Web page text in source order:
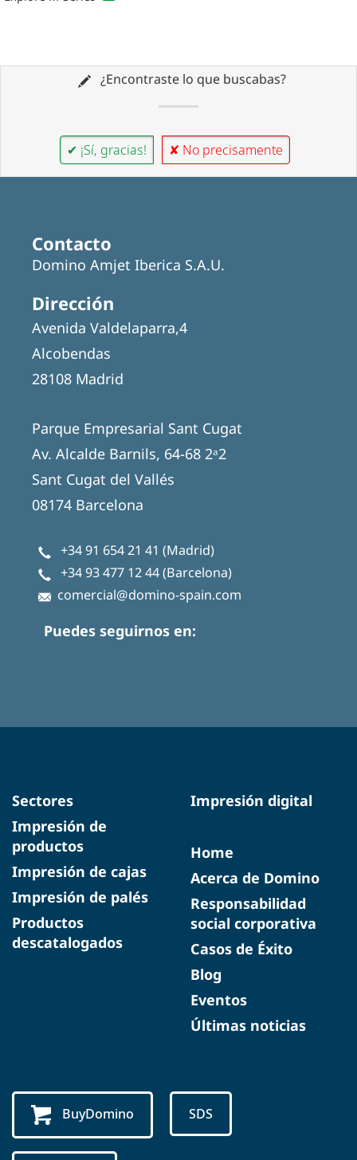
¿Encontraste lo que buscabas?
✔ ¡Sí, gracias! ✘ No precisamente
Contacto
Domino Amjet Iberica S.A.U.
Dirección
Avenida Valdelaparra,4
Alcobendas
28108 Madrid
Parque Empresarial Sant Cugat
Av. Alcalde Barnils, 64-68 2ᵃ2
Sant Cugat del Vallés
08174 Barcelona
+34 91 654 21 41 (Madrid)
+34 93 477 12 44(Barcelona)
comercial@domino-spain.com
Puedes seguirnos en:
Sectores
Impresión de
productos
Impresión de cajas
Impresión de palés
Productos
descatalogados
Impresión digital
Home
Acerca de Domino
Responsabilidad
social corporativa
Casos de Éxito
Blog
Eventos
Últimas noticias
BuyDomino SDS